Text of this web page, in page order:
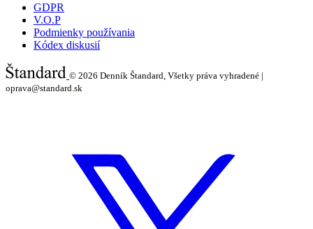
GDPR
V.O.P
Podmienky používania
Kódex diskusií
© 2026 Denník Štandard, Všetky práva vyhradené |
oprava@standard.sk